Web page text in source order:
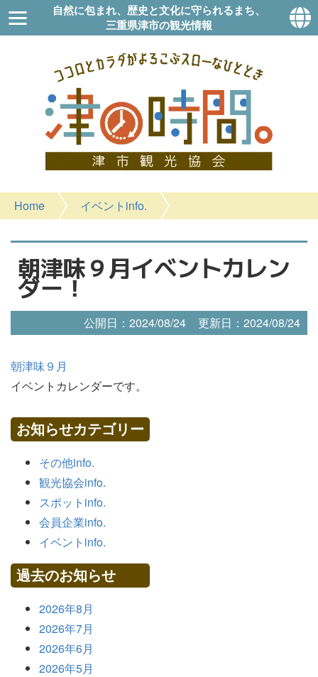
自然に包まれ、歴史と文化に守られるまち、
三重県津市の観光情報
Home イベントinfo.
朝津味９月イベントカレン
ダー！
公開日：2024/08/24 更新日：2024/08/24
朝津味９月
イベントカレンダーです。
お知らせカテゴリー
その他info.
観光協会info.
スポットinfo.
会員企業info.
イベントinfo.
過去のお知らせ
2026年8月
2026年7月
2026年6月
2026年5月